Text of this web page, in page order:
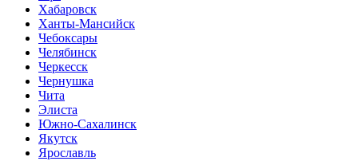
Хабаровск
Ханты-Мансийск
Чебоксары
Челябинск
Черкесск
Чернушка
Чита
Элиста
Южно-Сахалинск
Якутск
Ярославль